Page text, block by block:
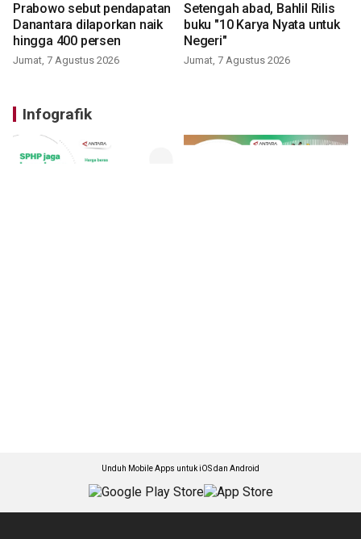
Prabowo sebut pendapatan
Danantara dilaporkan naik
hingga 400 persen
Jumat, 7 Agustus 2026
Setengah abad, Bahlil Rilis
buku "10 Karya Nyata untuk
Negeri"
Jumat, 7 Agustus 2026
Infografik
Unduh Mobile Apps untuk iOS dan Android